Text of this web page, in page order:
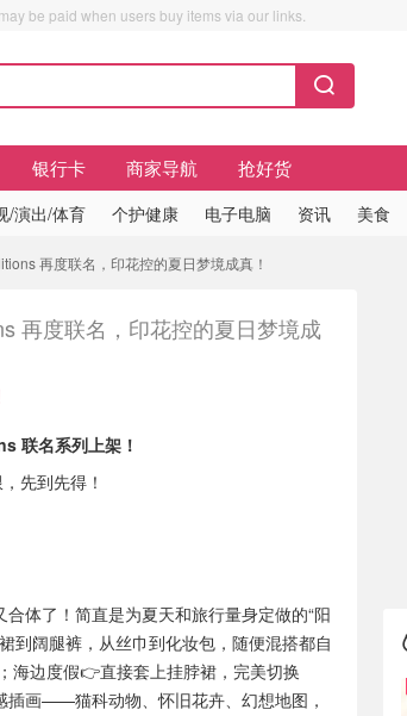
be paid when users buy items via our links.
银行卡 商家导航 抢好货
/演出/体育 个护健康 电子电脑 资讯 美食
再度联名，印花控的夏日梦境成真！
再度联名，印花控的夏日梦境成
联名系列上架！
先到先得！
体了！简直是为夏天和旅行量身定做的“阳
到阔腿裤，从丝巾到化妆包，随便混搭都自
海边度假👉直接套上挂脖裙，完美切换
画——猫科动物、怀旧花卉、幻想地图，